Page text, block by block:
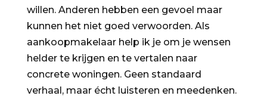
willen. Anderen hebben een gevoel maar
kunnen het niet goed verwoorden. Als
aankoopmakelaar help ik je om je wensen
helder te krijgen en te vertalen naar
concrete woningen. Geen standaard
verhaal, maar écht luisteren en meedenken.